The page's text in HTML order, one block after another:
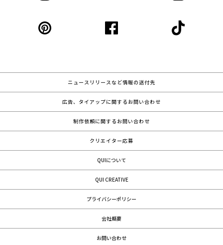
ニュースリリースなど情報の送付先
広告、タイアップに関するお問い合わせ
制作依頼に関するお問い合わせ
クリエイター応募
QUIについて
QUI CREATIVE
プライバシーポリシー
会社概要
お問い合わせ